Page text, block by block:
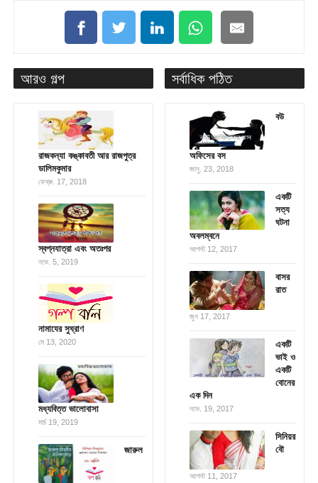
আরও গল্প
রাজকন্যা কঙ্কাবতী আর রাজপুত্র
ডালিমকুমার
ফেব্রু. 17, 2018
স্বপ্নযাত্রা এবং অতঃপর
নভে. 5, 2019
নামাযের সুঘ্রাণ
মে 13, 2020
মধ্যবিত্ত ভালোবাসা
মার্চ 19, 2019
জারুল
সর্বাধিক পঠিত
বউ
অফিসের বস
জানু. 23, 2018
একটি
সত্য
ঘটনা
অবলম্বনে
আগস্ট 12, 2017
বাসর
রাত
জুন 17, 2017
একটি
ভাই ও
একটি
বোনের
এক দিন
নভে. 19, 2017
সিনিয়র
বৌ
আগস্ট 11, 2017